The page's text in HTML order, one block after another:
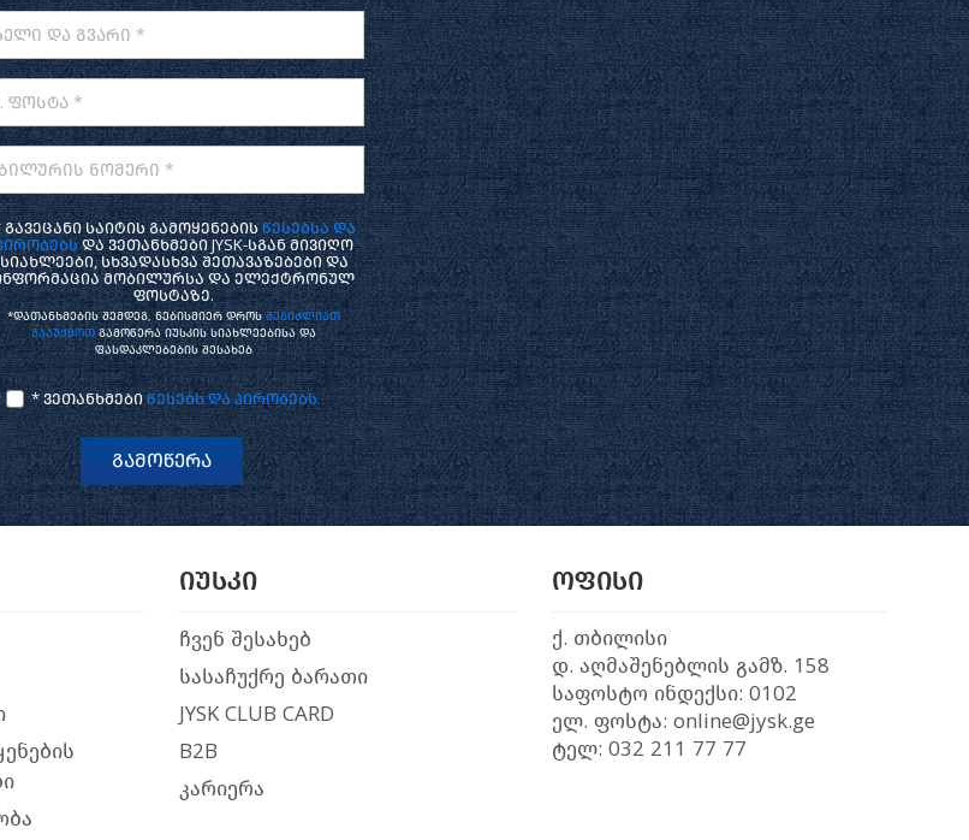
და გვარი *
ფოსტა *
ნომერი *
გავეცანი საიტის გამოყენებისწესებსა და
და ვეთანხმები JYSK-სგან მივიღო
სიახლეები, სხვადასხვა შეთავაზებები და
მობილურსა და ელექტრონულ
ფოსტაზე.
*დათანხმების შემდეგ, ნებისმიერ დროსშეგიძლიათ
გააუქმოთ გამოწერა იუსკის სიახლეებისა და
ფასდაკლებების შესახებ
* ვეთანხმებიწესებს და პირობებს
გამოწერა
იუსკი
ჩვენ შესახებ
სასაჩუქრე ბარათი
JYSK CLUB CARD
B2B
კარიერა
ოფისი
ქ. თბილისი
დ. აღმაშენებლის გამზ. 158
საფოსტო ინდექსი: 0102
ელ. ფოსტა: online@jysk.ge
ტელ: 032 211 77 77